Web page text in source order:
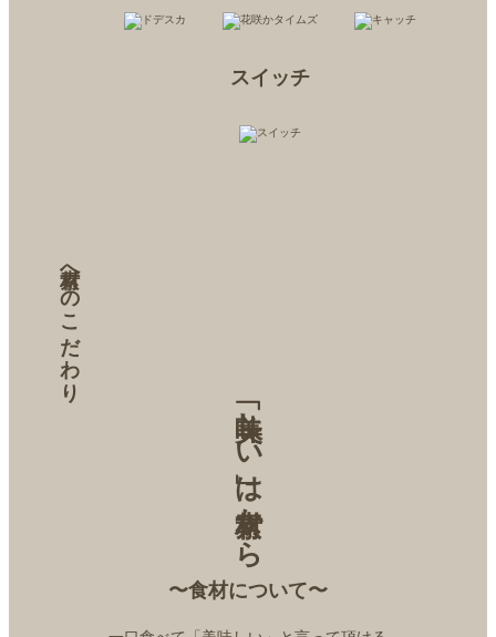
スイッチ
素材へのこだわり
「美味しい」は素材から
〜食材について〜